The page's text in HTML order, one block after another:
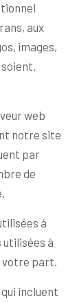
aux
images,
soient.
web
notre site
par
de
à
à
votre part.
incluent